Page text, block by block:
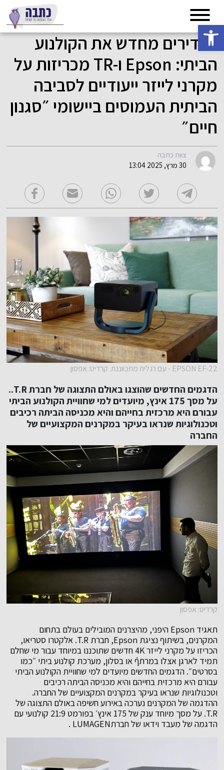
פתח סרגל נגישות
מגדירים מחדש את הקולנוע
הביתי: Epson ו-TR מכריזות על
מקרני לייזר ייעודיים לסביבה
הביתית העמוסים ביישומי ״סגנון
חיים״
צוות כתבה
30 מרץ, 2025 13:04
EPSON EF-22 - עם רגלית מתכווננת. קרדיט: אפסון
הדגמים החדשים שהוצגו באולם התצוגה של חברתT.R.
.
על מסך 175 אינץ, מיועדים למי שחוויית הקולנוע הביתי
עבורם היא מרכזית בחייהם והיא מכניסה הביתה רכיבים
וטכנולוגיות שנראו בעיקר במקרנים המקצועיים של
החברה
קרדיט: אפסון
תאגיד Epson היפני, מהיצרנים המובילים בעולם בתחום
המקרנים, בשיתוף נציגת Epson, חברת T.R. אלקטרו סטריאו,
הכריזו על מקרני לייזר 4K חדשים שתוכננו במיוחד עבור מי שחלם
תמיד לארגן אצלו במרתףֿ או בסלון, מערכת קולנוע ביתי ״כמו
בסרטים״. הדגמים החדשים מיועדים למי שחוויית הקולנוע הביתי
עבורם היא מרכזית בחייהם והיא מכניסה הביתה רכיבים
וטכנולוגיות שנראו בעיקר במקרנים המקצועיים של החברה.
ההדגמה של המקרנים נערכה באירוע חשיפה באולם התצוגה של
T.R. על מסך מיוחד ענק של 175 אינץ׳ בפורמט 21:9 קולנועי עם
הדגמה של מעבד וידאו של חברתLUMAGEN .